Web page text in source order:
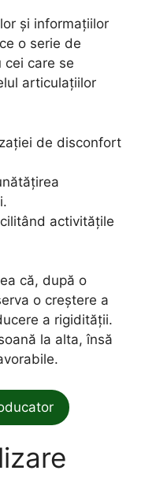
și informațiilor
o serie de
care se
articulațiilor
de disconfort
activitățile
că, după o
o creștere a
a rigidității.
la alta, însă